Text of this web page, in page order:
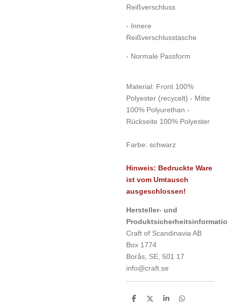
Reißverschluss
- Innere
Reißverschlusstasche
- Normale Passform
Material: Front 100%
Polyester (recycelt) - Mitte
100% Polyurethan -
Rückseite 100% Polyester
Farbe: schwarz
Hinweis: Bedruckte Ware
ist vom Umtausch
ausgeschlossen!
Hersteller- und
Craft of Scandinavia AB
Box 1774
Borås, SE, 501 17
info@craft.se
T
T
T
T